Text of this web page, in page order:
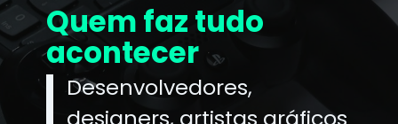
Quem faz tudo
acontecer
Desenvolvedores,